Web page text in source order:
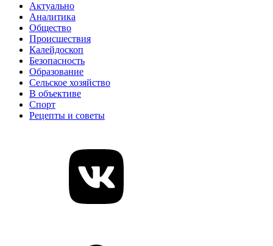
Актуально
Аналитика
Общество
Происшествия
Калейдоскоп
Безопасность
Образование
Сельское хозяйство
В объективе
Спорт
Рецепты и советы